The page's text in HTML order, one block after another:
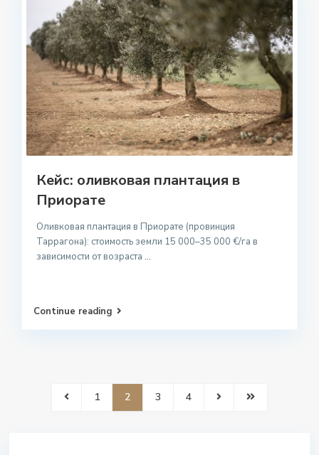
Кейс: оливковая плантация в
Приорате
Оливковая плантация в Приорате (провинция
Таррагона): стоимость земли 15 000–35 000 €/га в
зависимости от возраста ...
Continue reading
1 2 3 4